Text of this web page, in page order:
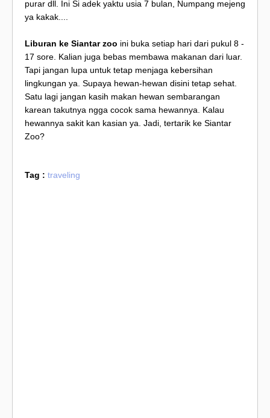
purar dll. Ini Si adek yaktu usia 7 bulan, Numpang mejeng
ya kakak....
Liburan ke Siantar zoo ini buka setiap hari dari pukul 8 -
17 sore. Kalian juga bebas membawa makanan dari luar.
Tapi jangan lupa untuk tetap menjaga kebersihan
lingkungan ya. Supaya hewan-hewan disini tetap sehat.
Satu lagi jangan kasih makan hewan sembarangan
karean takutnya ngga cocok sama hewannya. Kalau
hewannya sakit kan kasian ya. Jadi, tertarik ke Siantar
Zoo?
Tag : traveling